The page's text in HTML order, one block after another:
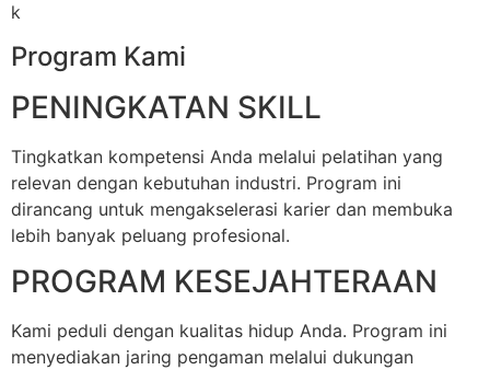
k
Program Kami
PENINGKATAN SKILL
Tingkatkan kompetensi Anda melalui pelatihan yang
relevan dengan kebutuhan industri. Program ini
dirancang untuk mengakselerasi karier dan membuka
lebih banyak peluang profesional.
PROGRAM KESEJAHTERAAN
Kami peduli dengan kualitas hidup Anda. Program ini
menyediakan jaring pengaman melalui dukungan